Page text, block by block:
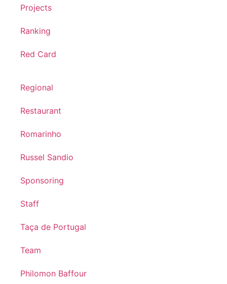
Projects
Ranking
Red Card
Regional
Restaurant
Romarinho
Russel Sandio
Sponsoring
Staff
Taça de Portugal
Team
Philomon Baffour